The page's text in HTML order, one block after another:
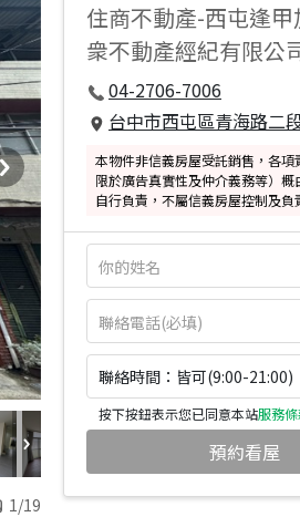
1/19
住商不動產-西屯逢
衆不動產經紀有限公
04-2706-7006
台中市西屯區青海路二
本物件非信義房屋受託銷售，各項
限於廣告真實性及仲介義務等）概
自行負責，不屬信義房屋控制及負
聯絡時間：皆可(9:00-21:00)
按下按鈕表示您已同意本站服務
預約看屋